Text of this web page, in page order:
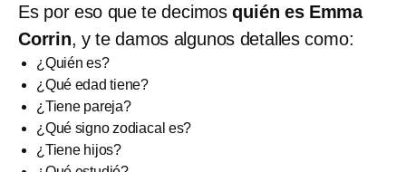
Es por eso que te decimos quién es Emma
Corrin, y te damos algunos detalles como:
¿Quién es?
¿Qué edad tiene?
¿Tiene pareja?
¿Qué signo zodiacal es?
¿Tiene hijos?